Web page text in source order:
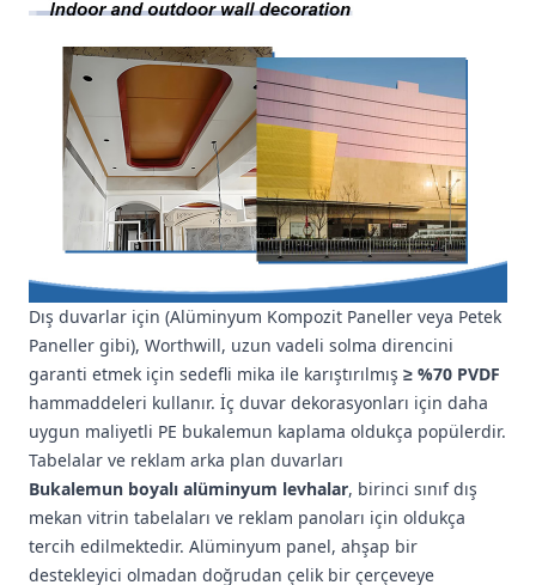
Dış duvarlar için (Alüminyum Kompozit Paneller veya Petek
Paneller gibi), Worthwill, uzun vadeli solma direncini
garanti etmek için sedefli mika ile karıştırılmış ≥ %70 PVDF
hammaddeleri kullanır. İç duvar dekorasyonları için daha
uygun maliyetli PE bukalemun kaplama oldukça popülerdir.
Tabelalar ve reklam arka plan duvarları
Bukalemun boyalı alüminyum levhalar, birinci sınıf dış
mekan vitrin tabelaları ve reklam panoları için oldukça
tercih edilmektedir. Alüminyum panel, ahşap bir
destekleyici olmadan doğrudan çelik bir çerçeveye